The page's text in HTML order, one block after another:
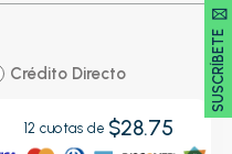
SUSCRÍBETE 🖂
Crédito Directo
12 cuotas de $28.75